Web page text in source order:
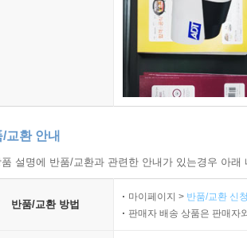
/교환 안내
설명에 반품/교환과 관련한 안내가 있는경우 아
반품/교환 방법
마이페이지 > 반품/교환 신
판매자 배송 상품은 판매자